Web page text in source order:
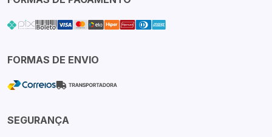
FORMAS DE ENVIO
SEGURANÇA